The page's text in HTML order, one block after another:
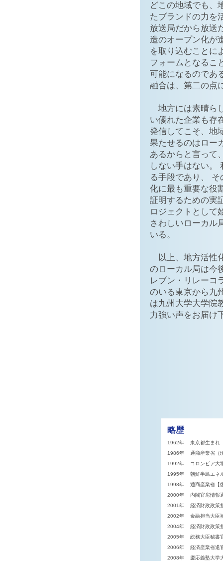
どこの地域でも、
たブランドの力を
放送局だから放送
造のオープン化が
を取り込むことに
フォームとなるこ
可能になるのであ
融合は、第二の点
地方には素晴ら
い優れた企業も存
発信してこそ、地
果たせるのはロー
あるからと言って
しない手はない。
る手段であり、
化に最も重要な役
証明するための実
ロジェクトとして
さわしいローカル
いる。
以上、地方活性
のローカル局は今
レブン・リレーコ
のいる東京から九
は九州大学大学院
力強い声をお届け
略歴
1962年
東京都生まれ
1986年
通商産業省（
1992年
コロンビア大
1995年
朝鮮半島エネ
1998年
通商産業省【
2000年
内閣官房情報
2001年
経済財政政策
2002年
金融担当大臣
2004年
経済財政政策
2005年
総務大臣秘書
2006年
経済産業省退
2008年
慶応義塾大学